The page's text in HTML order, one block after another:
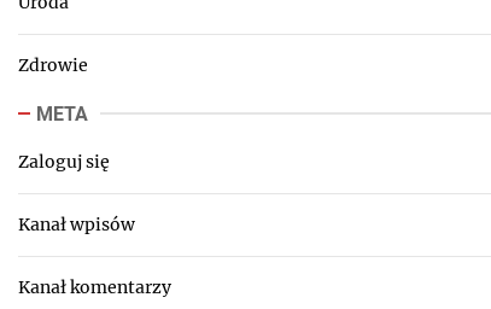
Zdrowie
META
Zaloguj się
Kanał wpisów
Kanał komentarzy